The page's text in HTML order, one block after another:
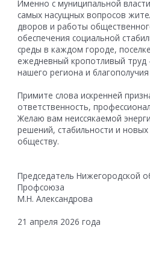
Именно с муниципальной
самых насущных вопросов
дворов и работы
обеспечения социальной
среды в каждом городе,
ежедневный кропотливый труд
нашего региона и
Примите слова искренней
ответственность,
Желаю вам неиссякаемой
решений, стабильности и новых
обществу.
Председатель Нижегородской
Профсоюза
М.Н. Александрова
21 апреля 2026 года